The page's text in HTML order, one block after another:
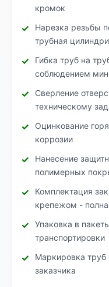
кромок
Нарезка резьбы
трубная
Гибка труб на
соблюдением
Сверление
техническому
Оцинкование
коррозии
Нанесение
полимерных
Комплектация
крепежом -
Упаковка в
транспортировки
Маркировка труб
заказчика